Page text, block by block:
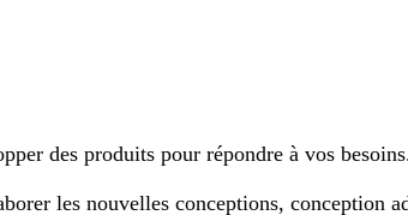
des produits pour répondre à vos
les nouvelles conceptions, conception